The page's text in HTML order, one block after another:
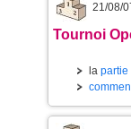
21/08/
Tournoi
la partie